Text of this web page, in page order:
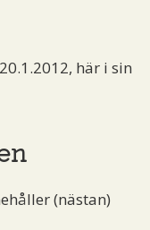
här i sin
(nästan)